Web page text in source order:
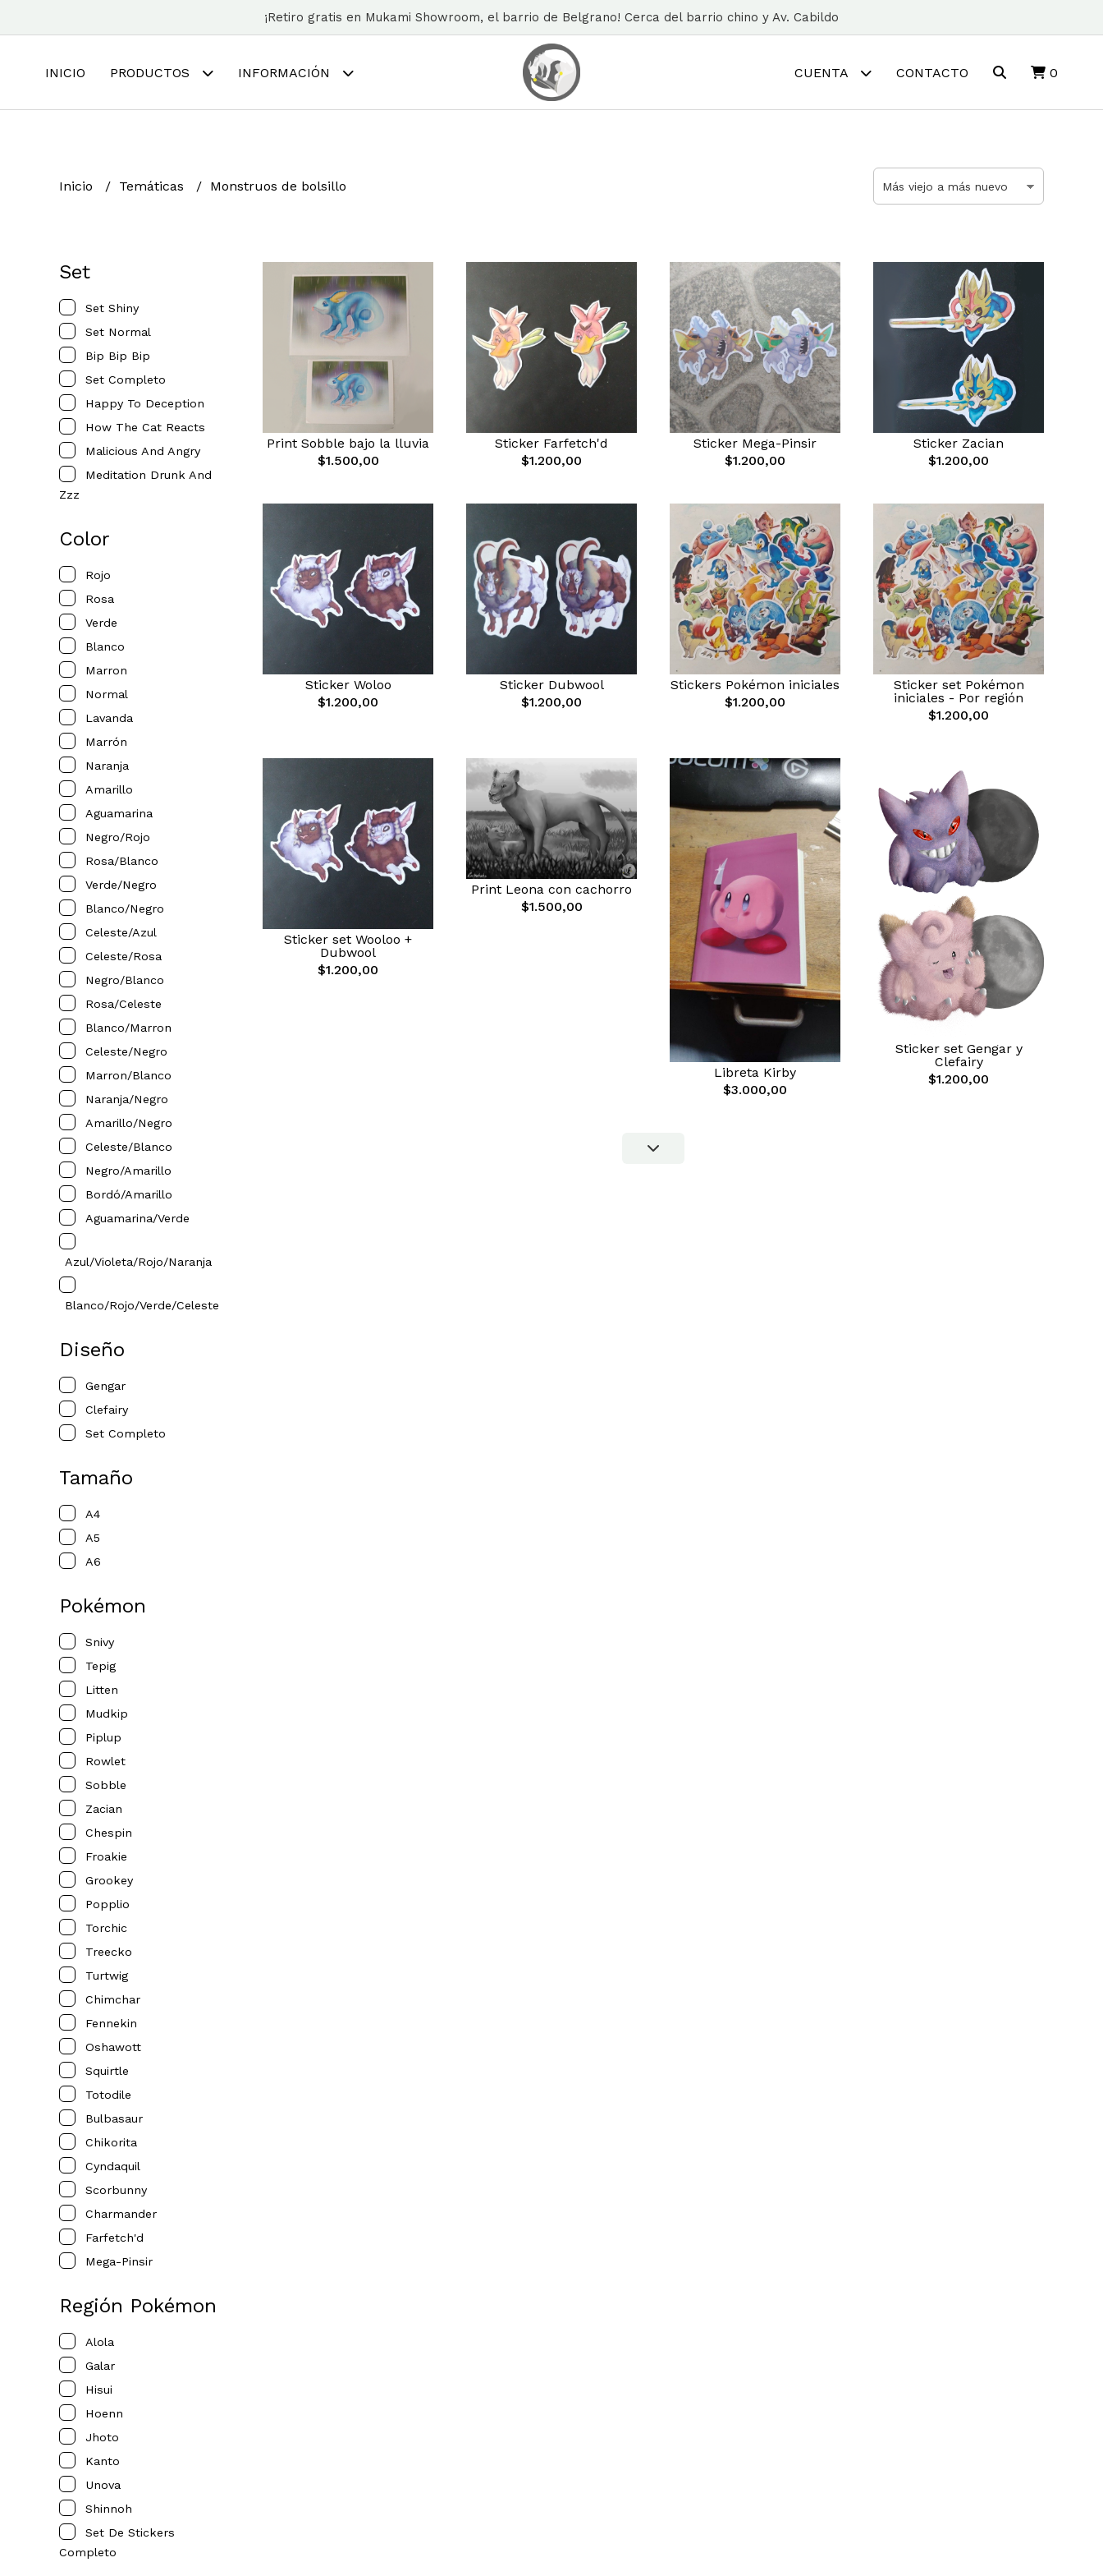
¡Retiro gratis en Mukami Showroom, el barrio de Belgrano! Cerca del barrio chino y Av. Cabildo
INICIO PRODUCTOS INFORMACIÓN CUENTA CONTACTO 0
Inicio Temáticas Monstruos de bolsillo
Set
Set Shiny
Set Normal
Bip Bip Bip
Set Completo
Happy To Deception
How The Cat Reacts
Malicious And Angry
Meditation Drunk And
Zzz
Color
Rojo
Rosa
Verde
Blanco
Marron
Normal
Lavanda
Marrón
Naranja
Amarillo
Aguamarina
Negro/rojo
Rosa/blanco
Verde/negro
Blanco/negro
Celeste/azul
Celeste/rosa
Negro/blanco
Rosa/celeste
Blanco/marron
Celeste/negro
Marron/blanco
Naranja/negro
Amarillo/negro
Celeste/blanco
Negro/amarillo
Bordó/amarillo
Aguamarina/verde
Azul/violeta/rojo/naranja
Blanco/rojo/verde/celeste
Diseño
Gengar
Clefairy
Set Completo
Tamaño
A4
A5
A6
Pokémon
Snivy
Tepig
Litten
Mudkip
Piplup
Rowlet
Sobble
Zacian
Chespin
Froakie
Grookey
Popplio
Torchic
Treecko
Turtwig
Chimchar
Fennekin
Oshawott
Squirtle
Totodile
Bulbasaur
Chikorita
Cyndaquil
Scorbunny
Charmander
Farfetch'd
Mega-Pinsir
Región Pokémon
Alola
Galar
Hisui
Hoenn
Jhoto
Kanto
Unova
Shinnoh
Set De Stickers
Completo
Print Sobble bajo la lluvia
$1.500,00
Sticker Farfetch'd
$1.200,00
Sticker Mega-Pinsir
$1.200,00
Sticker Zacian
$1.200,00
Sticker Woloo
$1.200,00
Sticker Dubwool
$1.200,00
Stickers Pokémon iniciales
$1.200,00
Sticker set Pokémon
iniciales - Por región
$1.200,00
Sticker set Wooloo +
Dubwool
$1.200,00
Print Leona con cachorro
$1.500,00
Libreta Kirby
$3.000,00
Sticker set Gengar y
Clefairy
$1.200,00